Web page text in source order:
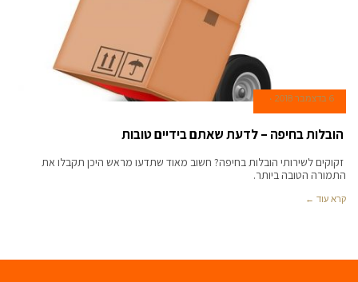
6 בדצמבר 2018
הובלות בחיפה – לדעת שאתם בידיים טובות
זקוקים לשירותי הובלות בחיפה? חשוב מאוד שתדעו מראש היכן תקבלו את
התמורה הטובה ביותר.
קרא עוד ←